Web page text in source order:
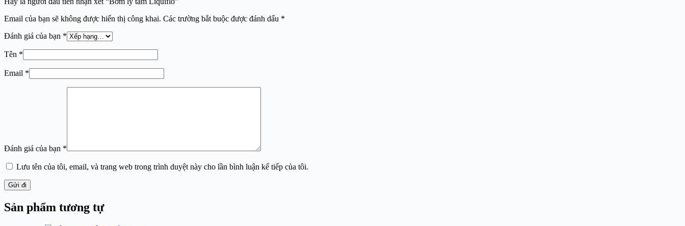
Email của bạn sẽ không được hiển thị công khai. Các trường bắt buộc được đánh dấu *
Đánh giá của bạn *
Tên *
Email *
Đánh giá của bạn *
Lưu tên của tôi, email, và trang web trong trình duyệt này cho lần bình luận kế tiếp của tôi.
Gửi đi
Sản phẩm tương tự